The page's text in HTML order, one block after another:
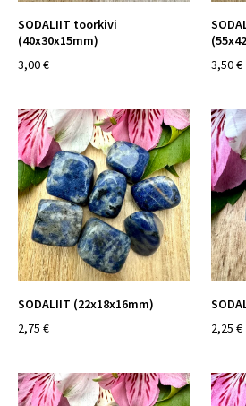
SODALIIT toorkivi
(40x30x15mm)
3,00 €
3,50 €
SODALIIT (22x18x16mm)
2,75 €
2,25 €